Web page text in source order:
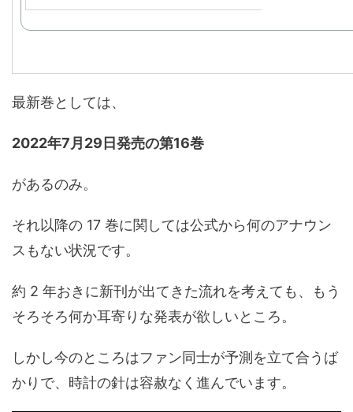
最新巻としては、
2022年7月29日発売の第16巻
があるのみ。
それ以降の 17 巻に関しては公式から何のアナウン
スもない状況です。
約 2 年おきに新刊が出てきた流れを考えても、もう
そろそろ何か耳寄りな発表が欲しいところ。
しかし今のところはファン同士が予測を立て合うば
かりで、時計の針は容赦なく進んでいます。